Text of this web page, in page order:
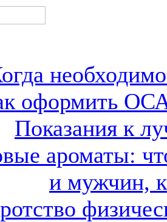
оформить
Показания к
ароматы:
и мужчин,